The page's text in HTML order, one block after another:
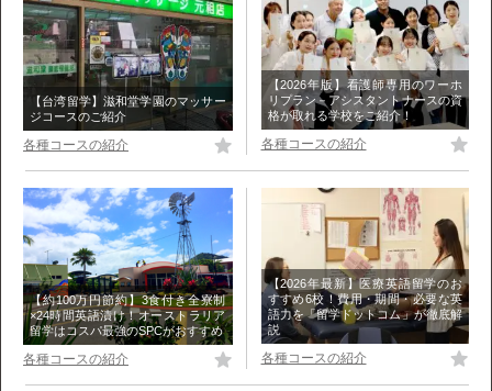
【台湾留学】滋和堂学園のマッサー
ジコースのご紹介
各種コースの紹介
【2026年版】看護師専用のワーホ
リプラン－アシスタントナースの資
格が取れる学校をご紹介！
各種コースの紹介
【約100万円節約】3食付き全寮制
×24時間英語漬け！オーストラリア
留学はコスパ最強のSPCがおすすめ
各種コースの紹介
【2026年最新】医療英語留学のお
すすめ6校！費用・期間・必要な英
語力を「留学ドットコム」が徹底解
説
各種コースの紹介